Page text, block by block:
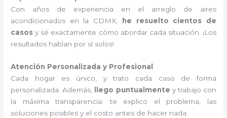
Con años de experiencia en el arreglo de aires
acondicionados en la CDMX,
he resuelto cientos de
casos y sé exactamente cómo abordar cada situación. ¡Los
resultados hablan por sí solos!
Atención Personalizada y Profesional
Cada hogar es único, y trato cada caso de forma
personalizada. Además,
llego puntualmente y trabajo con
la máxima transparencia: te explico el problema, las
soluciones posibles y el costo antes de hacer nada.